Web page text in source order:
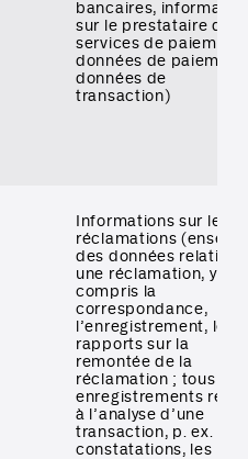
bancaires,
sur le prestataire de
services de paiement,
données de paiement,
données de
transaction)
Informations sur les
réclamations
des données relatives
une réclamation, y
compris la
correspondance,
l’enregistrement, les
rapports sur la
remontée de la
réclamation ; tous les
enregistrements
à l’analyse d’une
transaction, p. ex. les
constatations, les